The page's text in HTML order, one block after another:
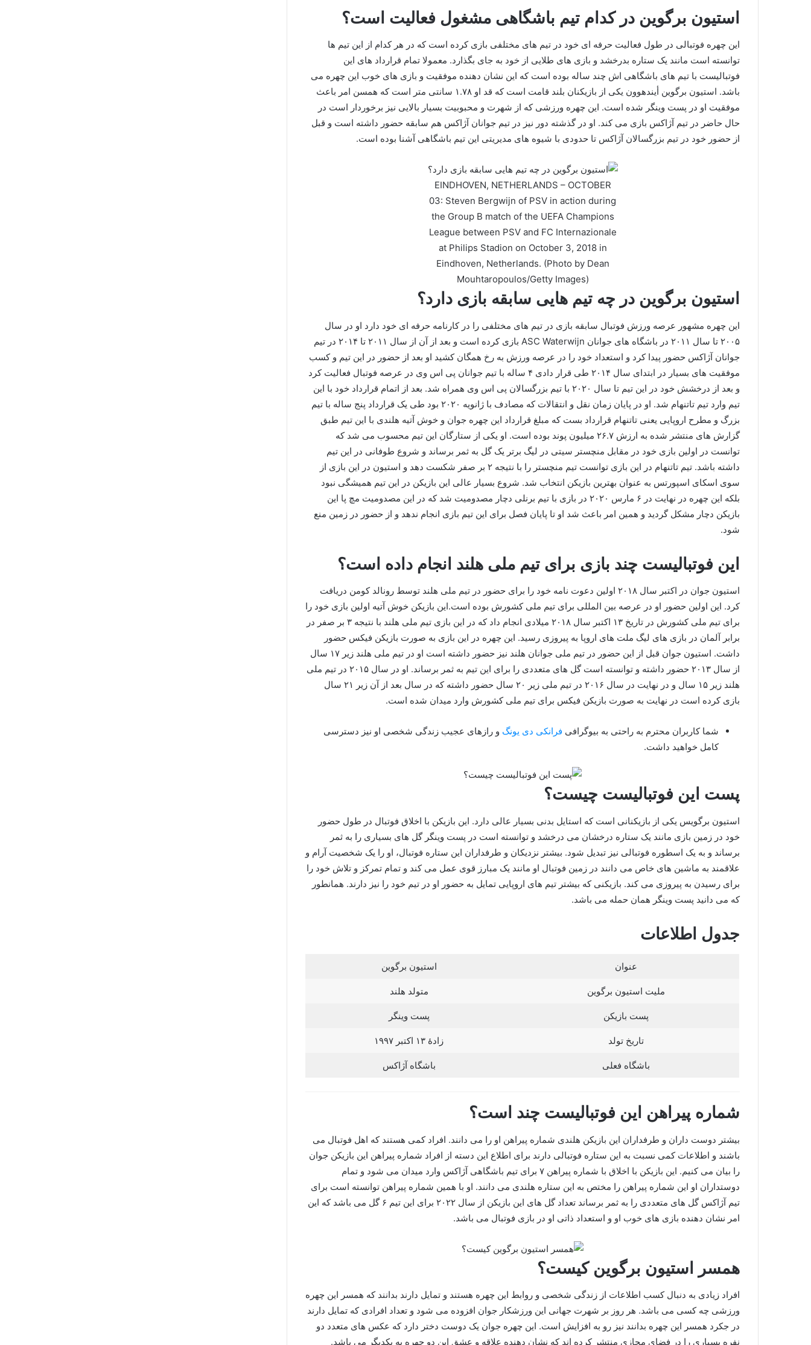
استیون برگوین در کدام تیم باشگاهی مشغول فعالیت است؟
این چهره فوتبالی در طول فعالیت حرفه ای خود در تیم های مختلفی بازی کرده است که در هر کدام از این تیم ها
توانسته است مانند یک ستاره بدرخشد و بازی های طلایی از خود به جای بگذارد. معمولا تمام قرارداد های این
فوتبالیست با تیم های باشگاهی اش چند ساله بوده است که این نشان دهنده موفقیت و بازی های خوب این چهره می
باشد. استیون برگوین أیندهوون یکی از بازیکنان بلند قامت است که قد او ۱.۷۸ سانتی متر است که همسن امر باعث
موفقیت او در پست وینگر شده است. این چهره ورزشی که از شهرت و محبوبیت بسیار بالایی نیز برخوردار است در
حال حاضر در تیم آژاکس بازی می کند. او در گذشته دور نیز در تیم جوانان آژاکس هم سابقه حضور داشته است و قبل
از حضور خود در تیم بزرگسالان آژاکس تا حدودی با شیوه های مدیریتی این تیم باشگاهی آشنا بوده است.
EINDHOVEN, NETHERLANDS – OCTOBER
03: Steven Bergwijn of PSV in action during
the Group B match of the UEFA Champions
League between PSV and FC Internazionale
at Philips Stadion on October 3, 2018 in
Eindhoven, Netherlands. (Photo by Dean
Mouhtaropoulos/Getty Images)
استیون برگوین در چه تیم هایی سابقه بازی دارد؟
این چهره مشهور عرصه ورزش فوتبال سابقه بازی در تیم‌ های مختلفی را در کارنامه حرفه ای خود دارد او در سال
۲۰۰۵ تا سال ۲۰۱۱ در باشگاه های جوانان ASC Waterwijn بازی کرده است و بعد از آن از سال ۲۰۱۱ تا ۲۰۱۴ در تیم
جوانان آژاکس حضور پیدا کرد و استعداد خود را در عرصه ورزش به رخ همگان کشید او بعد از حضور در این تیم و کسب
موفقیت های بسیار در ابتدای سال ۲۰۱۴ طی قرار دادی ۴ ساله با تیم جوانان پی اس وی در عرصه فوتبال فعالیت کرد
و بعد از درخشش خود در این تیم تا سال ۲۰۲۰ با تیم بزرگسالان پی اس وی همراه شد. بعد از اتمام قرارداد خود با این
تیم وارد تیم تاتنهام شد. او در پایان زمان نقل و انتقالات که مصادف با ژانویه ۲۰۲۰ بود طی یک قرارداد پنج ساله با تیم
بزرگ و مطرح اروپایی یعنی تاتنهام قرارداد بست که مبلغ قرارداد این چهره جوان و خوش آتیه هلندی با این تیم طبق
گزارش های منتشر شده به ارزش ۲۶.۷ میلیون پوند بوده است. او یکی از ستارگان این تیم محسوب می‌ شد که
توانست در اولین بازی خود در مقابل منچستر سیتی در لیگ برتر یک گل به ثمر برساند و شروع طوفانی در این تیم
داشته باشد. تیم تاتنهام در این بازی توانست تیم منچستر را با نتیجه ۲ بر صفر شکست دهد و استیون در این بازی از
سوی اسکای اسپورتس به عنوان بهترین بازیکن انتخاب شد. شروع بسیار عالی این بازیکن در این تیم همیشگی نبود
بلکه این چهره در نهایت در ۶ مارس ۲۰۲۰ در بازی با تیم برنلی دچار مصدومیت شد که در این مصدومیت مچ پا این
بازیکن دچار مشکل گردید و همین امر باعث شد او تا پایان فصل برای این تیم بازی انجام ندهد و از حضور در زمین منع
شود.
این فوتبالیست چند بازی برای تیم ملی هلند انجام داده است؟
استیون جوان در اکتبر سال ۲۰۱۸ اولین دعوت نامه خود را برای حضور در تیم ملی هلند توسط رونالد کومن دریافت
کرد. این اولین حضور او در عرصه بین المللی برای تیم ملی کشورش بوده است.این بازیکن خوش آتیه اولین بازی خود را
برای تیم ملی کشورش در تاریخ ۱۳ اکتبر سال ۲۰۱۸ میلادی انجام داد که در این بازی تیم ملی هلند با نتیجه ۳ بر صفر در
برابر آلمان در بازی های لیگ ملت های اروپا به پیروزی رسید. این چهره در این بازی به صورت بازیکن فیکس حضور
داشت. استیون جوان قبل از این حضور در تیم ملی جوانان هلند نیز حضور داشته است او در تیم ملی هلند زیر ۱۷ سال
از سال ۲۰۱۳ حضور داشته و توانسته است گل های متعددی را برای این تیم به ثمر برساند. او در سال ۲۰۱۵ در تیم ملی
هلند زیر ۱۵ سال و در نهایت در سال ۲۰۱۶ در تیم ملی زیر ۲۰ سال حضور داشته که در سال بعد از آن زیر ۲۱ سال
بازی کرده است در نهایت به صورت بازیکن فیکس برای تیم ملی کشورش وارد میدان شده است.
شما کاربران محترم به راحتی به بیوگرافی فرانکی دی یونگ و رازهای عجیب زندگی شخصی او نیز دسترسی
کامل خواهید داشت.
پست این فوتبالیست چیست؟
استیون برگویس یکی از بازیکنانی است که استایل بدنی بسیار عالی دارد. این بازیکن با اخلاق فوتبال در طول حضور
خود در زمین بازی مانند یک ستاره درخشان می درخشد و توانسته است در پست وینگر گل های بسیاری را به ثمر
برساند و به یک اسطوره فوتبالی نیز تبدیل شود. بیشتر نزدیکان و طرفداران این ستاره فوتبال، او را یک شخصیت آرام و
علاقمند به ماشین های خاص می دانند در زمین فوتبال او مانند یک مبارز قوی عمل می کند و تمام تمرکز و تلاش خود را
برای رسیدن به پیروزی می کند. بازیکنی که بیشتر تیم های اروپایی تمایل به حضور او در تیم خود را نیز دارند. همانطور
که می دانید پست وینگر همان حمله می باشد.
جدول اطلاعات
عنوان استیون برگوین
ملیت استیون برگوین متولد هلند
پست بازیکن پست وینگر
تاریخ تولد زادهٔ ۱۳ اکتبر ۱۹۹۷
باشگاه فعلی باشگاه آژاکس
شماره پیراهن این فوتبالیست چند است؟
بیشتر دوست داران و طرفداران این بازیکن هلندی شماره پیراهن او را می دانند. افراد کمی هستند که اهل فوتبال می
باشند و اطلاعات کمی نسبت به این ستاره فوتبالی دارند برای اطلاع این دسته از افراد شماره پیراهن این بازیکن جوان
را بیان می کنیم. این بازیکن با اخلاق با شماره پیراهن ۷ برای تیم باشگاهی آژاکس وارد میدان می شود و تمام
دوستداران او این شماره پیراهن را مختص به این ستاره هلندی می دانند. او با همین شماره پیراهن توانسته است برای
تیم آژاکس گل های متعددی را به ثمر برساند تعداد گل های این بازیکن از سال ۲۰۲۲ برای این تیم ۶ گل می باشد که این
امر نشان دهنده بازی های خوب او و استعداد ذاتی او در بازی فوتبال می باشد‌.
همسر استیون برگوین کیست؟
افراد زیادی به دنبال کسب اطلاعات از زندگی شخصی و روابط این چهره هستند و تمایل دارند بدانند که همسر این چهره
ورزشی چه کسی می‌ باشد. هر روز بر شهرت جهانی این ورزشکار جوان افزوده می شود و تعداد افرادی که تمایل دارند
در جکرد همسر این چهره بدانند نیز رو به افزایش است. این چهره جوان یک دوست دختر دارد که عکس های متعدد دو
نفره بسیاری را در فضای مجازی منتشر کرده اند که نشان دهنده علاقه و عشق این دو چهره به یکدیگر می باشد.